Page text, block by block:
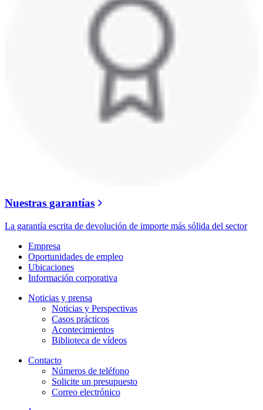
Nuestras garantías
La garantía escrita de devolución de importe más sólida del sector
Empresa
Oportunidades de empleo
Ubicaciones
Información corporativa
Noticias y prensa
Noticias y Perspectivas
Casos prácticos
Acontecimientos
Biblioteca de vídeos
Contacto
Números de teléfono
Solicite un presupuesto
Correo electrónico